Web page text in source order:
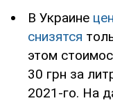
В Украине
снизятся
этом
30 грн за
2021-го. На